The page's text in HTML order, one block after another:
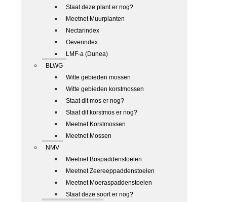
Staat deze plant er nog?
Meetnet Muurplanten
Nectarindex
Oeverindex
LMF-a (Dunea)
BLWG
Witte gebieden mossen
Witte gebieden korstmossen
Staat dit mos er nog?
Staat dit korstmos er nog?
Meetnet Korstmossen
Meetnet Mossen
NMV
Meetnet Bospaddenstoelen
Meetnet Zeereeppaddenstoelen
Meetnet Moeraspaddenstoelen
Staat deze soort er nog?